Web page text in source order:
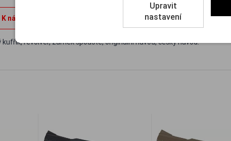
nákupu je nutné zbrojní oprávnění a nákupní povolení na zbraň
revolver, zámek spouště, originální návod, český návod.
Upravit
nastavení